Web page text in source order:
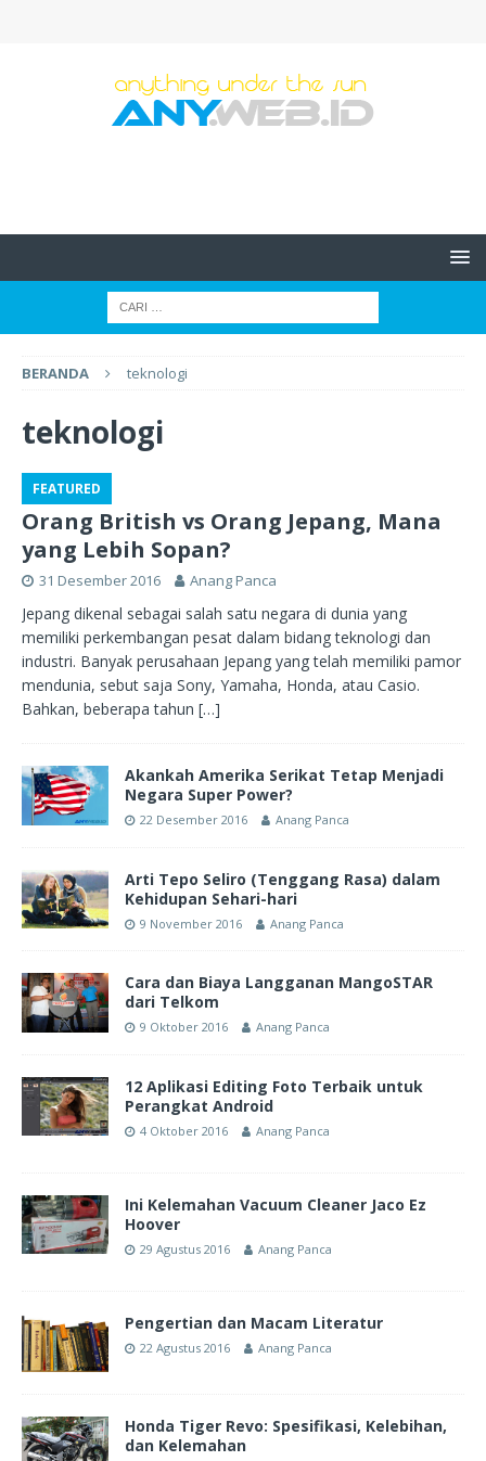
BERANDA teknologi
teknologi
FEATURED
Orang British vs Orang Jepang, Mana
yang Lebih Sopan?
31 Desember 2016 Anang Panca
Jepang dikenal sebagai salah satu negara di dunia yang
memiliki perkembangan pesat dalam bidang teknologi dan
industri. Banyak perusahaan Jepang yang telah memiliki pamor
mendunia, sebut saja Sony, Yamaha, Honda, atau Casio.
Bahkan, beberapa tahun […]
Akankah Amerika Serikat Tetap Menjadi
Negara Super Power?
22 Desember 2016 Anang Panca
Arti Tepo Seliro (Tenggang Rasa) dalam
Kehidupan Sehari-hari
9 November 2016 Anang Panca
Cara dan Biaya Langganan MangoSTAR
dari Telkom
9 Oktober 2016 Anang Panca
12 Aplikasi Editing Foto Terbaik untuk
Perangkat Android
4 Oktober 2016 Anang Panca
Ini Kelemahan Vacuum Cleaner Jaco Ez
Hoover
29 Agustus 2016 Anang Panca
Pengertian dan Macam Literatur
22 Agustus 2016 Anang Panca
Honda Tiger Revo: Spesifikasi, Kelebihan,
dan Kelemahan